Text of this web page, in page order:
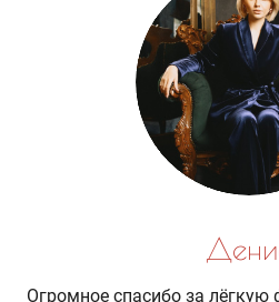
Огромное спасибо за